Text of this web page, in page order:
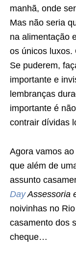
manhã, onde
Mas não seria
na alimentação
os únicos luxos.
Se puderem,
importante e
lembranças
importante é
contrair dívidas
Agora vamos
que além de
assunto
DayAssessoria
noivinhas no
casamento dos
cheque…